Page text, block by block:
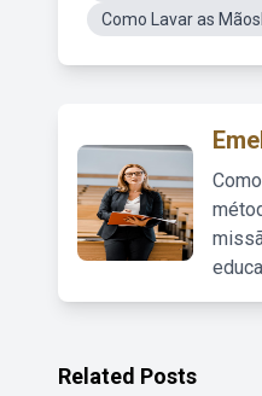
Como Lavar as
Related Posts